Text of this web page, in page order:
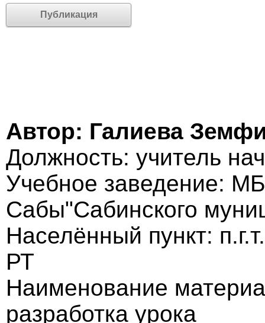
Публикация
Автор: Галиева
Должность: учитель
Учебное заведение:
Сабы"Сабинского
Населённый пункт:
РТ
Наименование
разработка урока